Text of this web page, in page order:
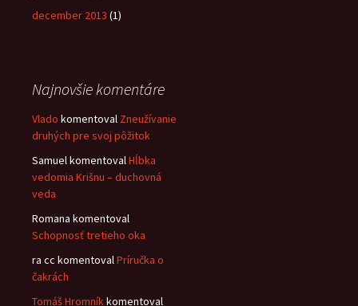
december 2013 (1)
Najnovšie komentáre
Vlado komentoval Zneužívanie
druhých pre svoj pôžitok
SamuelkomentovalHĺbka
vedomia Krišnu – duchovná
veda
Romana komentoval
Schopnosť tretieho oka
ra cc komentovalPríručka o
čakrách
Tomáš Hromníkkomentoval